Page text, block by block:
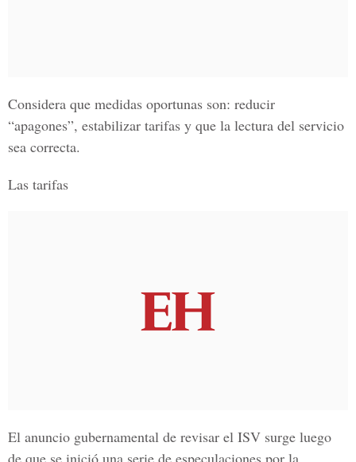
Considera que medidas oportunas son: reducir
“apagones”, estabilizar tarifas y que la lectura del servicio
sea correcta.
Las tarifas
El anuncio gubernamental de revisar el ISV surge luego
de que se inició una serie de especulaciones por la